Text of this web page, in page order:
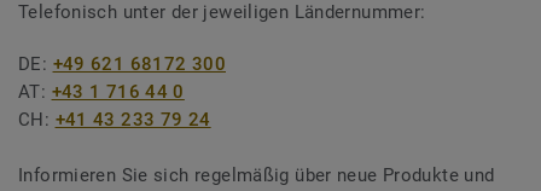
Telefonisch unter der jeweiligen Ländernummer:
DE: +49 621 68172 300
AT: +43 1 716 44 0
CH: +41 43 233 79 24
Informieren Sie sich regelmäßig über neue Produkte und